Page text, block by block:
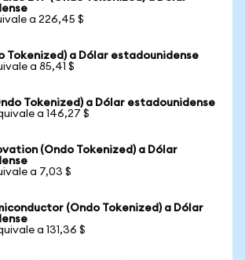
a 226,45 $
Tokenized) a Dólar estadounidense
a 85,41 $
Tokenized) a Dólar estadounidense
a 146,27 $
(Ondo Tokenized) a Dólar
a 7,03 $
(Ondo Tokenized) a Dólar
a 131,36 $